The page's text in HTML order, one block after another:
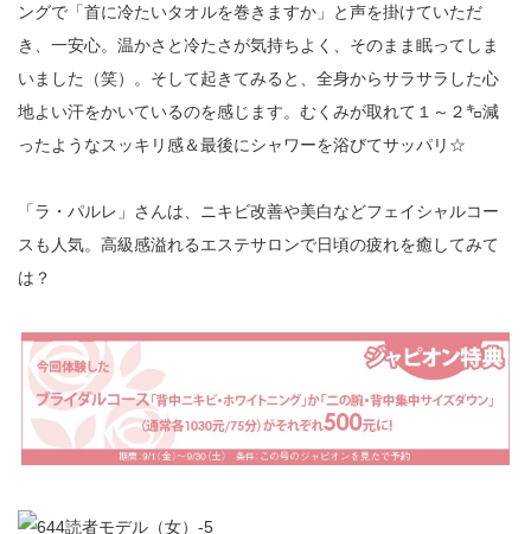
ングで「首に冷たいタオルを巻きますか」と声を掛けていただ
き、一安心。温かさと冷たさが気持ちよく、そのまま眠ってしま
いました（笑）。そして起きてみると、全身からサラサラした心
地よい汗をかいているのを感じます。むくみが取れて１～２㌔減
ったようなスッキリ感＆最後にシャワーを浴びてサッパリ☆
「ラ・パルレ」さんは、ニキビ改善や美白などフェイシャルコー
スも人気。高級感溢れるエステサロンで日頃の疲れを癒してみて
は？